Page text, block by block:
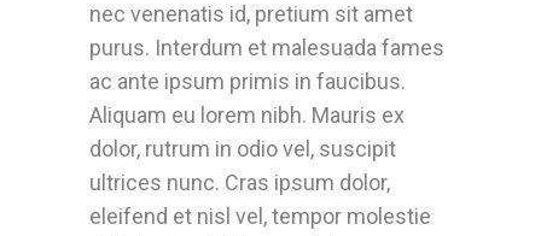
nec venenatis id, pretium sit amet
purus. Interdum et malesuada fames
ac ante ipsum primis in faucibus.
Aliquam eu lorem nibh. Mauris ex
dolor, rutrum in odio vel, suscipit
ultrices nunc. Cras ipsum dolor,
eleifend et nisl vel, tempor molestie